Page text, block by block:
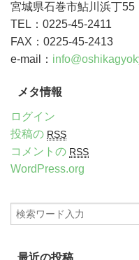
宮城県石巻市鮎川浜丁55
TEL：0225-45-2411
FAX：0225-45-2413
e-mail：
メタ情報
ログイン
投稿の RSS
コメントの RSS
WordPress.org